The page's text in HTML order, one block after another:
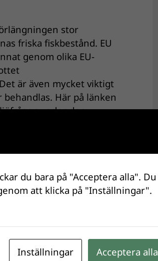
stor
friska fiskbestånd. EU
genom olika EU-
är även mycket viktigt
Här på länken
under den
kommer att agera
och vattenmiljöns
har besökt
våra intressefrågor. Läs
du bara på "Acceptera alla". Du
att klicka på "Inställningar".
Inställningar Acceptera alla